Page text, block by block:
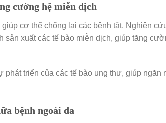
cường hệ miễn dịch
cơ thể chống lại các bệnh tật. Nghiên
sản xuất các tế bào miễn dịch, giúp tăng
phát triển của các tế bào ung thư, giúp ngăn
bệnh ngoài da